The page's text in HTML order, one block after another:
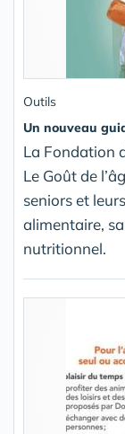
Outils
Un nouveau
La Fondation
Le Goût de
seniors et
alimentaire,
nutritionnel.